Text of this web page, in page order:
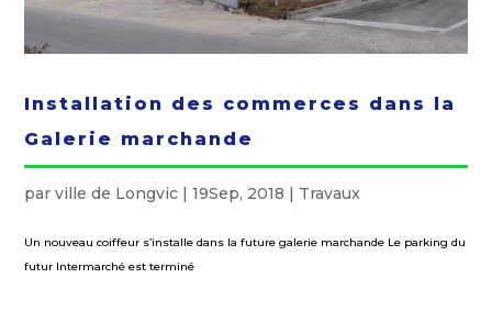
Installation des commerces dans la
Galerie marchande
parville de Longvic |19Sep, 2018 | Travaux
Un nouveau coiffeur s’installe dans la future galerie marchande Le parking du
futur Intermarché est terminé